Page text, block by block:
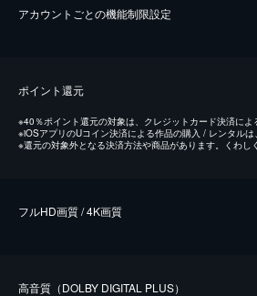
アカウントごとの機能制限設定
ポイント還元
※40％ポイント還元の対象は、クレジットカード決済によ
※iOSアプリのUコイン決済による作品の購入 / レンタルは
※還元の対象外となる決済方法や商品があります。くわし
フルHD画質 / 4K画質
⾼⾳質（DOLBY DIGITAL PLUS）